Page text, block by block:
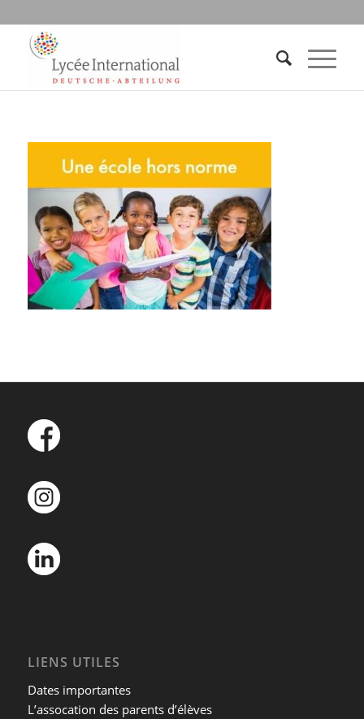
LIENS UTILES
Dates importantes
L’assocation des parents d’élèves